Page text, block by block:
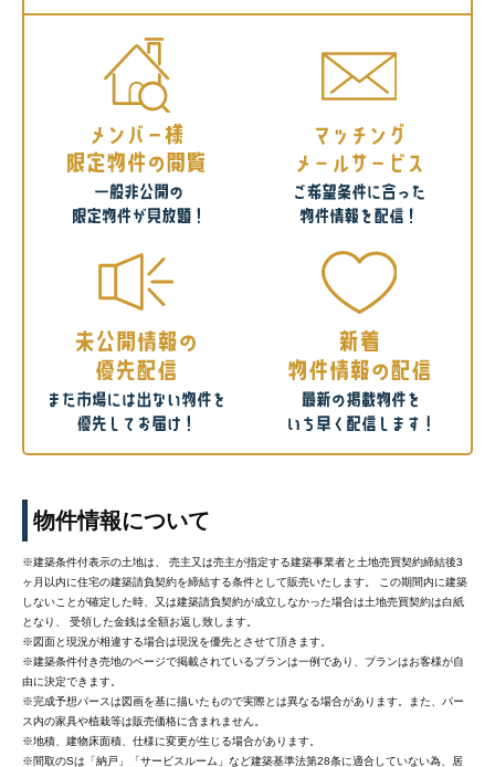
物件情報について
※建築条件付表示の土地は、 売主又は売主が指定する建築事業者と土地売買契約締結後3
ヶ月以内に住宅の建築請負契約を締結する条件として販売いたします。 この期間内に建築
しないことが確定した時、又は建築請負契約が成立しなかった場合は土地売買契約は白紙
となり、 受領した金銭は全額お返し致します。
※図面と現況が相違する場合は現況を優先とさせて頂きます。
※建築条件付き売地のページで掲載されているプランは一例であり、プランはお客様が自
由に決定できます。
※完成予想パースは図画を基に描いたもので実際とは異なる場合があります。また、パー
ス内の家具や植栽等は販売価格に含まれません。
※地積、建物床面積、仕様に変更が生じる場合があります。
※間取のSは「納戸」「サービスルーム」など建築基準法第28条に適合していない為、居